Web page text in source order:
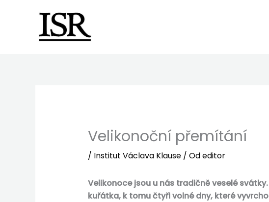
Velikonoční přemítání
/ Institut Václava Klause/ Odeditor
Velikonoce jsou u nás tradičně veselé
kuřátka, k tomu čtyři volné dny, které